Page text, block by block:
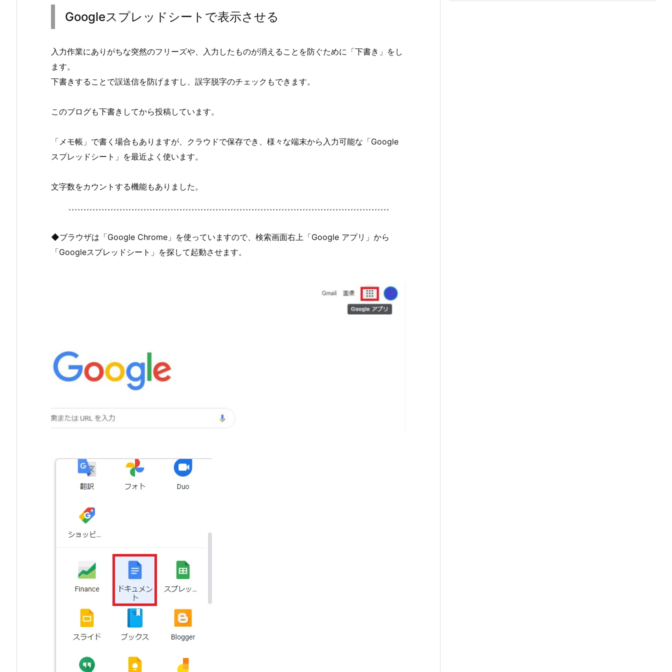
Googleスプレッドシートで表示させる
入力作業にありがちな突然のフリーズや、入力したものが消えることを防ぐために「下書き」をし
ます。
下書きすることで誤送信を防げますし、誤字脱字のチェックもできます。
このブログも下書きしてから投稿しています。
「メモ帳」で書く場合もありますが、クラウドで保存でき、様々な端末から入力可能な「Google
スプレッドシート」を最近よく使います。
文字数をカウントする機能もありました。
◆ブラウザは「Google Chrome」を使っていますので、検索画面右上「Google アプリ」から
「Googleスプレッドシート」を探して起動させます。